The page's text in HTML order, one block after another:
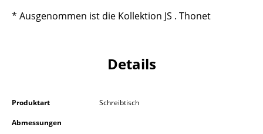
Schreibtischleuchten
Outdoor-Leuchten
Akkuleuchten
* Ausgenommen ist die Kollektion JS . Thonet
Details
Produktart
Schreibtisch
Abmessungen